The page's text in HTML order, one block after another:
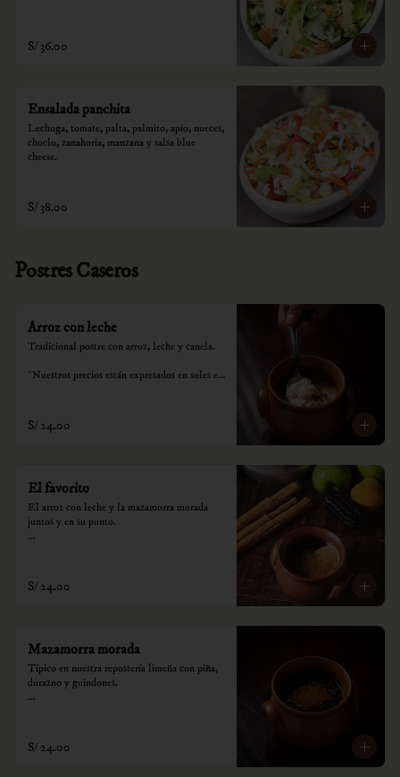
S/ 36.00
Ensalada panchita
Lechuga, tomate, palta, palmito, apio, nueces,
choclo, zanahoria, manzana y salsa blue
cheese.
S/ 38.00
Postres Caseros
Arroz con leche
Tradicional postre con arroz, leche y canela.
*Nuestros precios están expresados en soles e
S/ 24.00
El favorito
El arroz con leche y la mazamorra morada
juntos y en su punto.
consumo.
S/ 24.00
Mazamorra morada
Típico en nuestra repostería limeña con piña,
durazno y guindones.
consumo.
S/ 24.00